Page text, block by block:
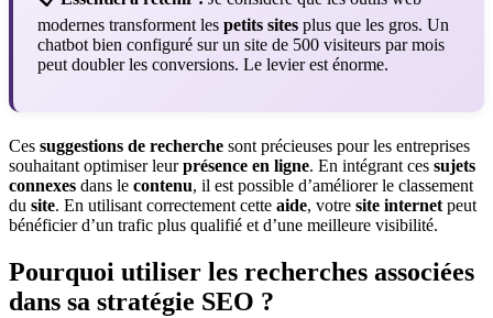
modernes transforment les petits sites plus que les gros. Un
chatbot bien configuré sur un site de 500 visiteurs par mois
peut doubler les conversions. Le levier est énorme.
Ces suggestions de recherche sont précieuses pour les entreprises
souhaitant optimiser leurprésence en ligne. En intégrant ces sujets
connexes dans le contenu, il est possible d’améliorer le classement
du site. En utilisant correctement cette aide, votre site internet peut
bénéficier d’un trafic plus qualifié et d’une meilleure visibilité.
Pourquoi utiliser les recherches associées
dans sa stratégie SEO ?